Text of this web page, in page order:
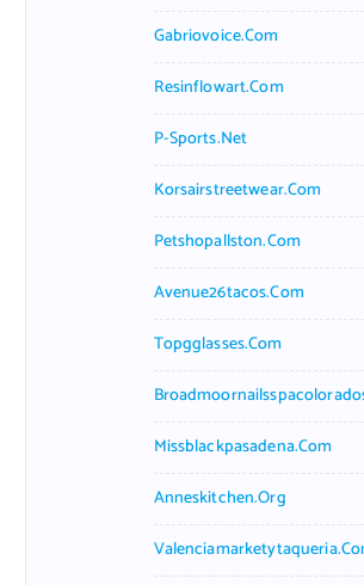
Gabriovoice.com
Resinflowart.com
P-Sports.net
Korsairstreetwear.com
Petshopallston.com
Avenue26tacos.com
Topgglasses.com
Missblackpasadena.com
Anneskitchen.org